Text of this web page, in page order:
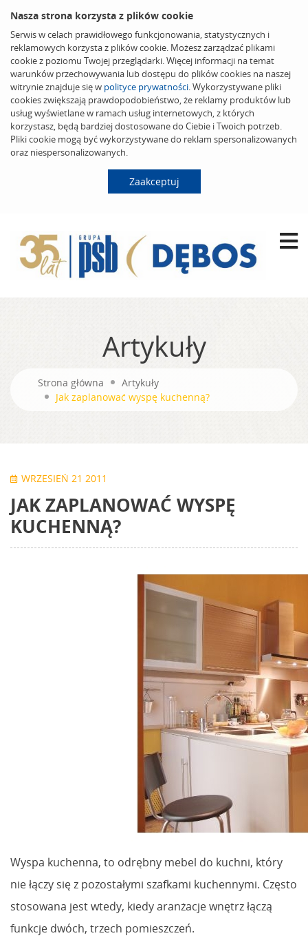
Nasza strona korzysta z plików cookie
Serwis w celach prawidłowego funkcjonowania, statystycznych i
reklamowych korzysta z plików cookie. Możesz zarządzać plikami
cookie z poziomu Twojej przeglądarki. Więcej informacji na temat
warunków przechowywania lub dostępu do plików cookies na naszej
witrynie znajduje się w polityce prywatności. Wykorzystywane pliki
cookies zwiększają prawdopodobieństwo, że reklamy produktów lub
usług wyświetlane w ramach usług internetowych, z których
korzystasz, będą bardziej dostosowane do Ciebie i Twoich potrzeb.
Pliki cookie mogą być wykorzystywane do reklam spersonalizowanych
oraz niespersonalizowanych.
Zaakceptuj
Artykuły
Strona główna
Artykuły
Jak zaplanować wyspę kuchenną?
WRZESIEŃ 21 2011
JAK ZAPLANOWAĆ WYSPĘ
KUCHENNĄ?
Wyspa kuchenna, to odrębny mebel do kuchni, który
nie łączy się z pozostałymi szafkami kuchennymi. Często
stosowana jest wtedy, kiedy aranżacje wnętrz łączą
funkcje dwóch, trzech pomieszczeń.